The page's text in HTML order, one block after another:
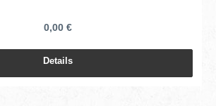
0,00 €
Details